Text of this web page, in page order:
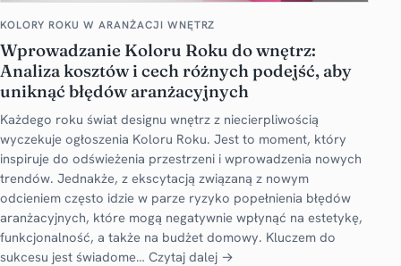
KOLORY ROKU W ARANŻACJI WNĘTRZ
Wprowadzanie Koloru Roku do wnętrz:
Analiza kosztów i cech różnych podejść, aby
uniknąć błędów aranżacyjnych
Każdego roku świat designu wnętrz z niecierpliwością
wyczekuje ogłoszenia Koloru Roku. Jest to moment, który
inspiruje do odświeżenia przestrzeni i wprowadzenia nowych
trendów. Jednakże, z ekscytacją związaną z nowym
odcieniem często idzie w parze ryzyko popełnienia błędów
aranżacyjnych, które mogą negatywnie wpłynąć na estetykę,
funkcjonalność, a także na budżet domowy. Kluczem do
sukcesu jest świadome… Czytaj dalej →